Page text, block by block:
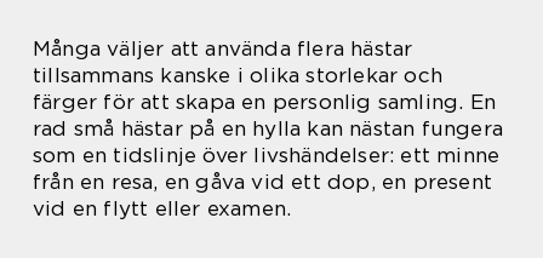
Många väljer att använda flera hästar
tillsammans kanske i olika storlekar och
färger för att skapa en personlig samling. En
rad små hästar på en hylla kan nästan fungera
som en tidslinje över livshändelser: ett minne
från en resa, en gåva vid ett dop, en present
vid en flytt eller examen.